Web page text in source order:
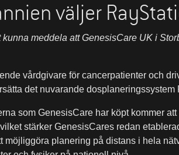
väljer
meddela att GenesisCare UK i
vårdgivare för cancerpatienter och
det nuvarande
som GenesisCare har köpt kommer
stärker GenesisCares redan
planering på distans i hela